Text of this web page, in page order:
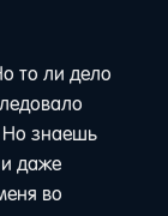
то ли дело
Но знаешь
и даже
во